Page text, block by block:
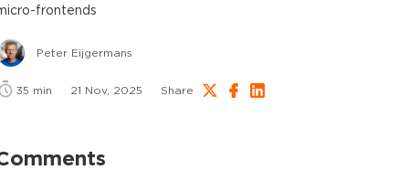
frontends
Peter Eijgermans
35 min 21 Nov, 2025 Share